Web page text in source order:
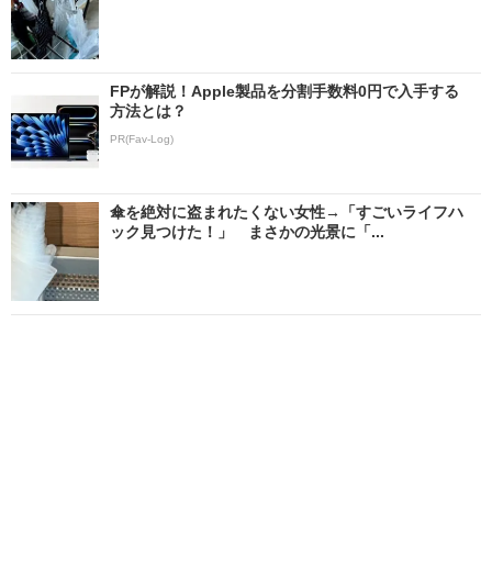
FPが解説！Apple製品を分割手数料0円で入手する
方法とは？
PR(Fav-Log)
傘を絶対に盗まれたくない女性→「すごいライフハ
ック見つけた！」 まさかの光景に「...